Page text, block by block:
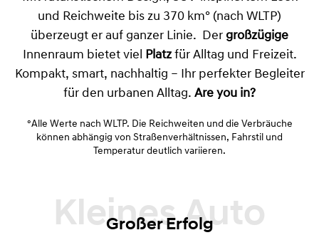
und Reichweite bis zu 370 km° (nach WLTP)
überzeugt er auf ganzer Linie. Der großzügige
Innenraum bietet viel
Platzfür Alltag und Freizeit.
Kompakt, smart, nachhaltig – Ihr perfekter Begleiter
für den urbanen Alltag. Are you in?
°Alle Werte nach WLTP. Die Reichweiten und die Verbräuche
können abhängig von Straßenverhältnissen, Fahrstil und
Temperatur deutlich variieren.
Großer Erfolg